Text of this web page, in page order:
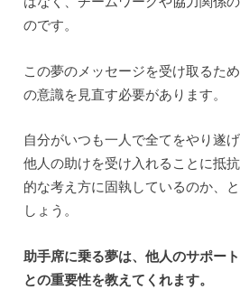
のです。
この夢のメッセージを受け取るた
の意識を見直す必要があります。
自分がいつも一人で全てをやり遂
他人の助けを受け入れることに抵
的な考え方に固執しているのか、
しょう。
助手席に乗る夢は、他人のサポー
との重要性を教えてくれます。